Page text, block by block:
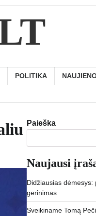
POLITIKA
Paieška
Naujausi
Didžiausias
gerinimas
Sveikiname Tomą